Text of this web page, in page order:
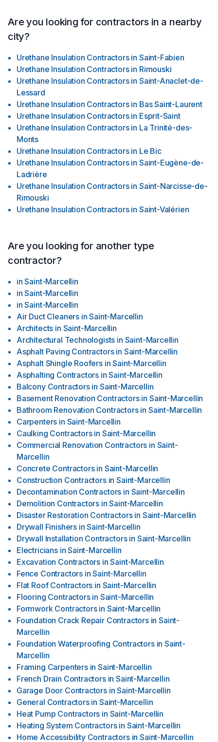
Are you looking for contractors in a nearby
city?
Urethane Insulation Contractors in Saint-Fabien
Urethane Insulation Contractors in Rimouski
Urethane Insulation Contractors in Saint-Anaclet-de-
Lessard
Urethane Insulation Contractors in Bas Saint-Laurent
Urethane Insulation Contractors in Esprit-Saint
Urethane Insulation Contractors in La Trinité-des-
Monts
Urethane Insulation Contractors in Le Bic
Urethane Insulation Contractors in Saint-Eugène-de-
Ladrière
Urethane Insulation Contractors in Saint-Narcisse-de-
Rimouski
Urethane Insulation Contractors in Saint-Valérien
Are you looking for another type
contractor?
in Saint-Marcellin
in Saint-Marcellin
in Saint-Marcellin
Air Duct Cleaners in Saint-Marcellin
Architects in Saint-Marcellin
Architectural Technologists in Saint-Marcellin
Asphalt Paving Contractors in Saint-Marcellin
Asphalt Shingle Roofers in Saint-Marcellin
Asphalting Contractors in Saint-Marcellin
Balcony Contractors in Saint-Marcellin
Basement Renovation Contractors in Saint-Marcellin
Bathroom Renovation Contractors in Saint-Marcellin
Carpenters in Saint-Marcellin
Caulking Contractors in Saint-Marcellin
Commercial Renovation Contractors in Saint-
Marcellin
Concrete Contractors in Saint-Marcellin
Construction Contractors in Saint-Marcellin
Decontamination Contractors in Saint-Marcellin
Demolition Contractors in Saint-Marcellin
Disaster Restoration Contractors in Saint-Marcellin
Drywall Finishers in Saint-Marcellin
Drywall Installation Contractors in Saint-Marcellin
Electricians in Saint-Marcellin
Excavation Contractors in Saint-Marcellin
Fence Contractors in Saint-Marcellin
Flat Roof Contractors in Saint-Marcellin
Flooring Contractors in Saint-Marcellin
Formwork Contractors in Saint-Marcellin
Foundation Crack Repair Contractors in Saint-
Marcellin
Foundation Waterproofing Contractors in Saint-
Marcellin
Framing Carpenters in Saint-Marcellin
French Drain Contractors in Saint-Marcellin
Garage Door Contractors in Saint-Marcellin
General Contractors in Saint-Marcellin
Heat Pump Contractors in Saint-Marcellin
Heating System Contractors in Saint-Marcellin
Home Accessibility Contractors in Saint-Marcellin